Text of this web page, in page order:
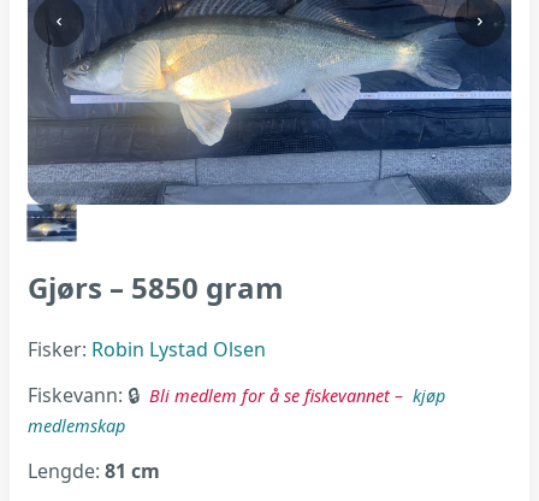
Gjørs – 5850 gram
Fisker: Robin Lystad Olsen
Fiskevann:
Bli medlem for å se fiskevannet – kjøp
medlemskap
Lengde: 81 cm